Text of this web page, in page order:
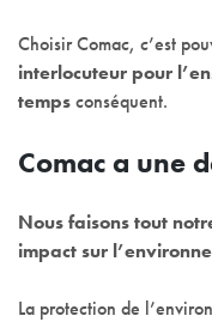
Choisir Comac, c’est
interlocuteur pour
tempsconséquent.
Comac a une
Nous faisons tout
impact sur
La protection de